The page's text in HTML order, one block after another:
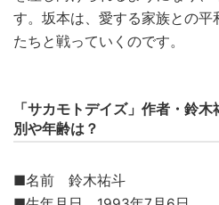
す。坂本は、愛する家族との
たちと戦っていくのです。
「サカモトデイズ」作者・鈴
別や年齢は？
■名前 鈴木祐斗